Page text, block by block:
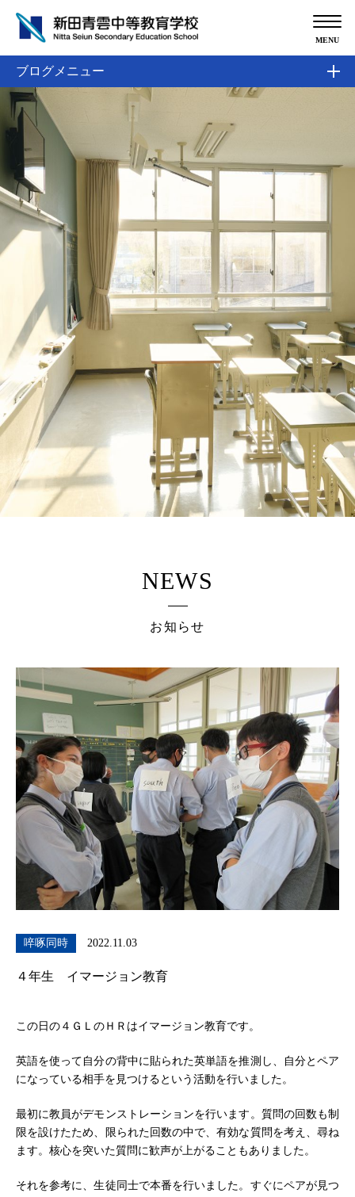
NEWS
お知らせ
啐啄同時 2022.11.03
４年生 イマージョン教育
この日の４ＧＬのＨＲはイマージョン教育です。
英語を使って自分の背中に貼られた英単語を推測し、自分とペア
になっている相手を見つけるという活動を行いました。
最初に教員がデモンストレーションを行います。質問の回数も制
限を設けたため、限られた回数の中で、有効な質問を考え、尋ね
ます。核心を突いた質問に歓声が上がることもありました。
それを参考に、生徒同士で本番を行いました。すぐにペアが見つ